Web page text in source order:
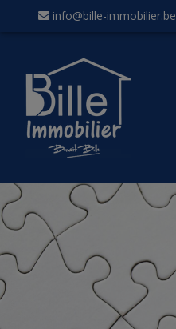
info@bille-immobilier.be